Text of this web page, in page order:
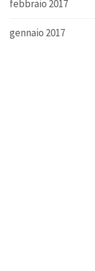
febbraio 2017
gennaio 2017